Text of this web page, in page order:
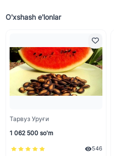
O'xshash e'lonlar
Тарвуз Уруғи
1 062 500 so'm
546